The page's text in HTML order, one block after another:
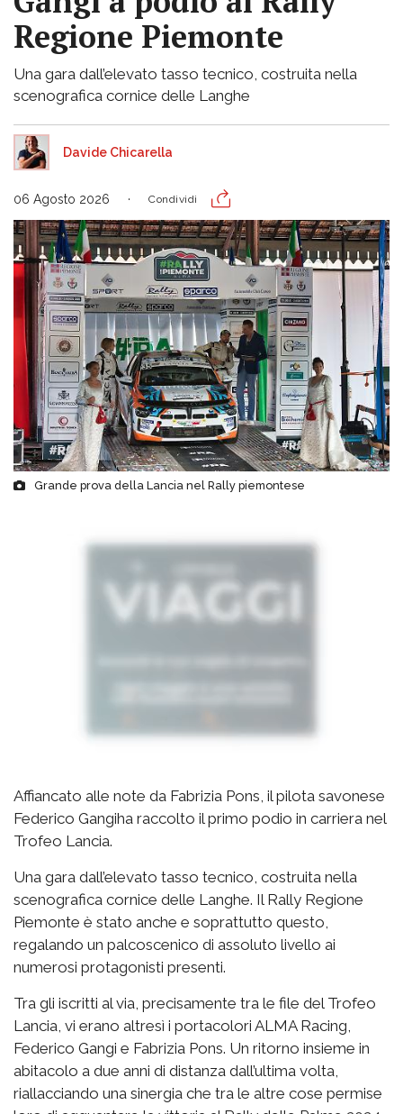
Regione Piemonte
Una gara dall’elevato tasso tecnico, costruita nella
scenografica cornice delle Langhe
Davide Chicarella
06 Agosto 2026 Condividi
Grande prova della Lancia nel Rally piemontese
Affiancato alle note da Fabrizia Pons, il pilota savonese
Federico Gangiha raccolto il primo podio in carriera nel
Trofeo Lancia.
Una gara dall’elevato tasso tecnico, costruita nella
scenografica cornice delle Langhe. Il Rally Regione
Piemonte è stato anche e soprattutto questo,
regalando un palcoscenico di assoluto livello ai
numerosi protagonisti presenti.
Tra gli iscritti al via, precisamente tra le file del Trofeo
Lancia, vi erano altresì i portacolori ALMA Racing,
Federico Gangi e Fabrizia Pons. Un ritorno insieme in
abitacolo a due anni di distanza dall’ultima volta,
riallacciando una sinergia che tra le altre cose permise